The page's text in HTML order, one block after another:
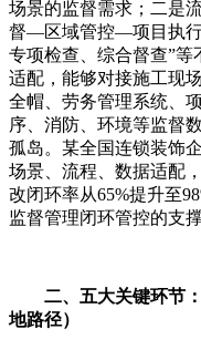
场景的监督需求；二是
督—区域管控—项目执行
专项检查、综合督查”
适配，能够对接施工现
全帽、劳务管理系统、
序、消防、环境等监督
孤岛。某全国连锁装饰
场景、流程、数据适配
改闭环率从65%提升至
监督管理闭环管控的支撑
二、五大关键环节
地路径）